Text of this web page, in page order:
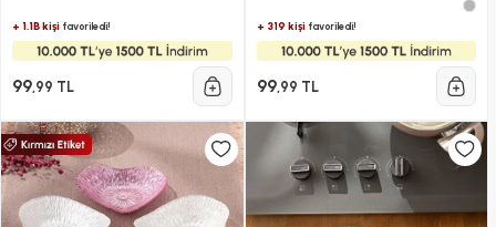
+ 1.1B kişi favoriledi!
99,99 TL
+ 319 kişifavoriledi!
99,99 TL